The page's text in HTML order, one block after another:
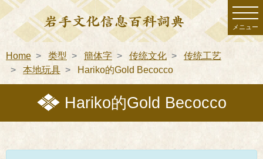
メニュー
Home 类型 簡体字 传统文化
传统工艺
本地玩具
Hariko的Gold Becocco
Hariko的Gold Becocco